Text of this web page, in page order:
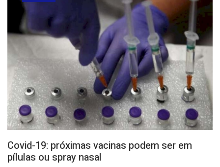
Covid-19: próximas vacinas podem ser em
pílulas ou spray nasal